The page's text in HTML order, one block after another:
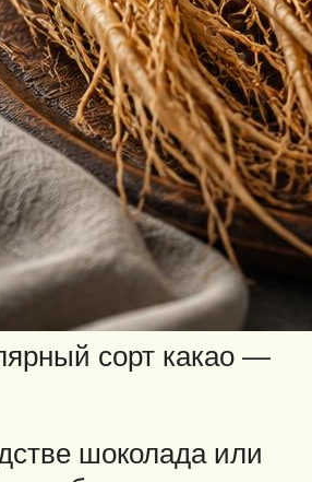
сорт какао —
шоколада или